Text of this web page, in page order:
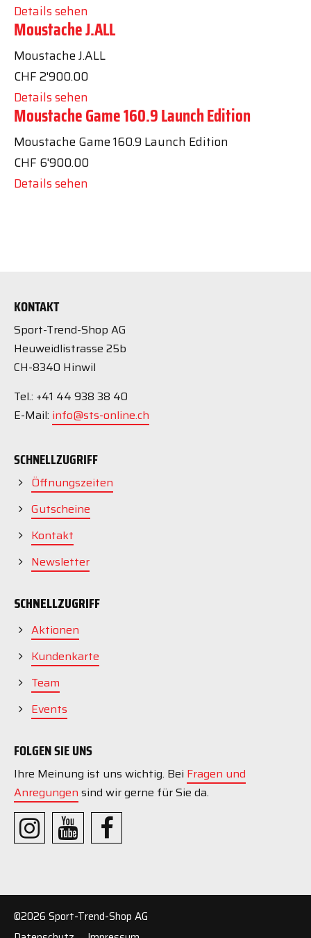
Details sehen
Moustache J.ALL
Moustache J.ALL
CHF2'900.00
Details sehen
Moustache Game 160.9 Launch Edition
Moustache Game 160.9 Launch Edition
CHF 6'900.00
Details sehen
KONTAKT
Sport-Trend-Shop AG
Heuweidlistrasse 25b
CH-8340 Hinwil
Tel.: +41 44 938 38 40
E-Mail: info@sts-online.ch
SCHNELLZUGRIFF
Öffnungszeiten
Gutscheine
Kontakt
Newsletter
SCHNELLZUGRIFF
Aktionen
Kundenkarte
Team
Events
FOLGEN SIE UNS
Ihre Meinung ist uns wichtig. Bei Fragen und
Anregungen sind wir gerne für Sie da.
©2026 Sport-Trend-Shop AG